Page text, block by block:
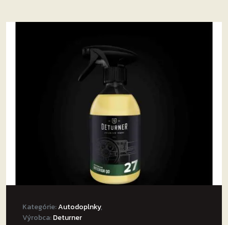
Kategórie:Autodoplnky,
Výrobca:Deturner